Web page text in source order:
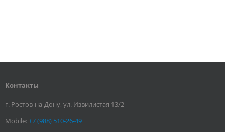
Контакты
г. Ростов-на-Дону, ул. Извилистая 13/2
Mobile:+7 (988) 510-26-49